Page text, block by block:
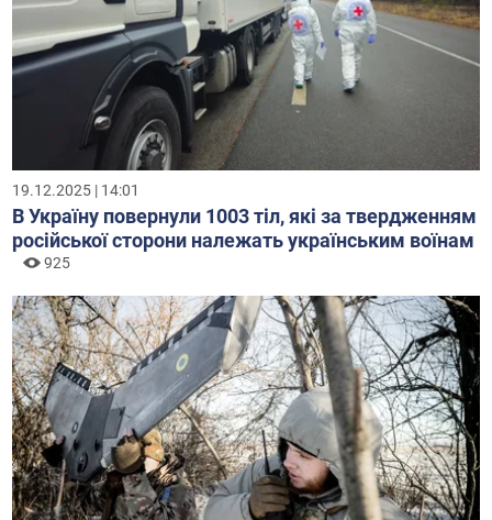
19.12.2025 | 14:01
В Україну повернули 1003 тіл, які за твердженням
російської сторони належать українським воїнам
925